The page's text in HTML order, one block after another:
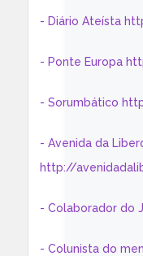
- Diário Ateísta
- Ponte Europa
- Sorumbático
- Avenida da
http://
- Colaborador do
- Colunista do